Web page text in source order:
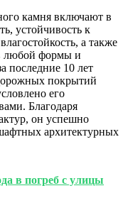
камня включают в
устойчивость к
а также
любой формы и
последние 10 лет
покрытий
его
Благодаря
он успешно
архитектурных
в погреб с улицы